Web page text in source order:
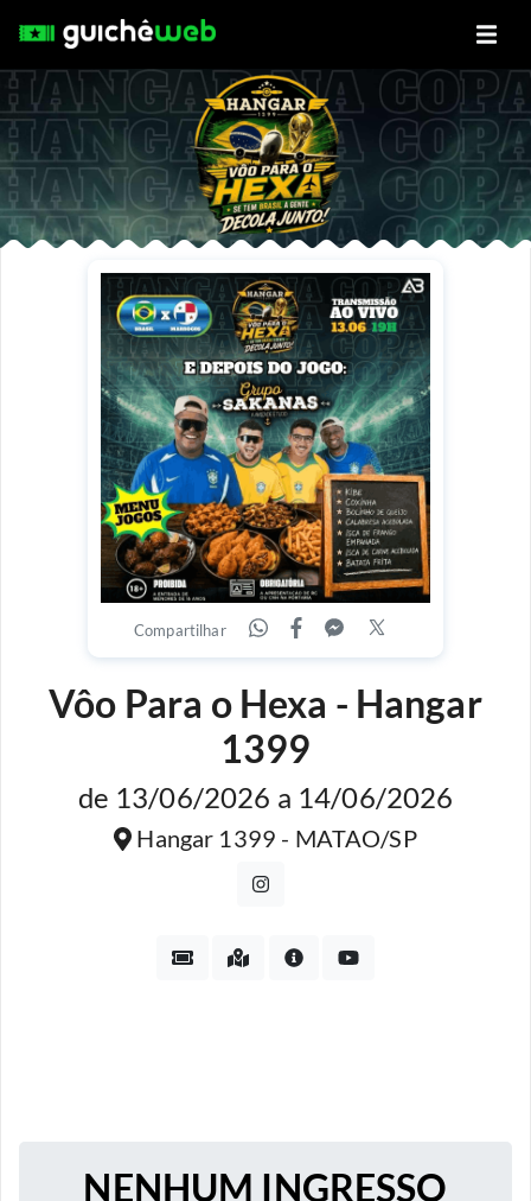
Compartilhar
Vôo Para o Hexa - Hangar
1399
de 13/06/2026 a 14/06/2026
Hangar 1399 - MATAO/SP
NENHUM INGRESSO